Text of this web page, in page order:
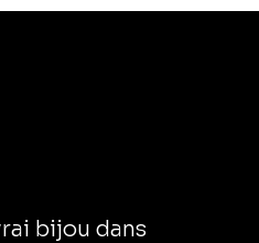
bijou dans